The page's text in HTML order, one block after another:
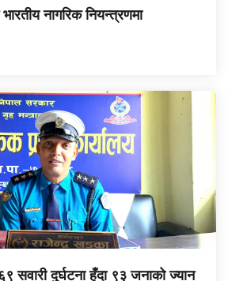
नागरिक नियन्त्रणमा
सवारी दुर्घटना हुँदा ९३ जनाको ज्यान